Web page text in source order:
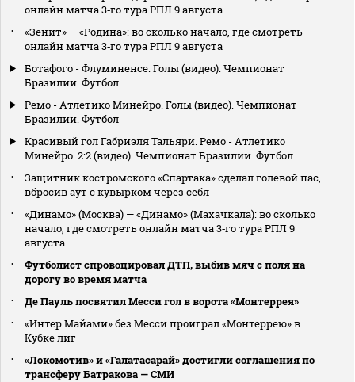
онлайн матча 3‑го тура РПЛ 9 августа
«Зенит» — «Родина»: во сколько начало, где смотреть
онлайн матча 3‑го тура РПЛ 9 августа
Ботафого - Флуминенсе. Голы (видео). Чемпионат
Бразилии. Футбол
Ремо - Атлетико Минейро. Голы (видео). Чемпионат
Бразилии. Футбол
Красивый гол Габриэля Тальяри. Ремо - Атлетико
Минейро. 2:2 (видео). Чемпионат Бразилии. Футбол
Защитник костромского «Спартака» сделал голевой пас,
вбросив аут с кувырком через себя
«Динамо» (Москва) — «Динамо» (Махачкала): во сколько
начало, где смотреть онлайн матча 3‑го тура РПЛ 9
августа
Футболист спровоцировал ДТП, выбив мяч с поля на
дорогу во время матча
Де Пауль посвятил Месси гол в ворота «Монтеррея»
«Интер Майами» без Месси проиграл «Монтеррею» в
Кубке лиг
«Локомотив» и «Галатасарай» достигли соглашения по
трансферу Батракова — СМИ